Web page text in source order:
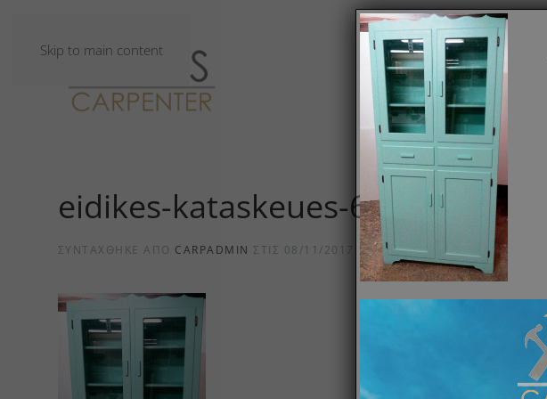
Skip to main content
ΑΡΧΙΚΉ
eidikes-kataskeues-6
ΣΥΝΤΆΧΘΗΚΕ ΑΠΌ CARPADMIN ΣΤΙΣ 08/11/2017